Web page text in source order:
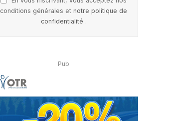
conditions générales et notre politique de
confidentialité .
Pub